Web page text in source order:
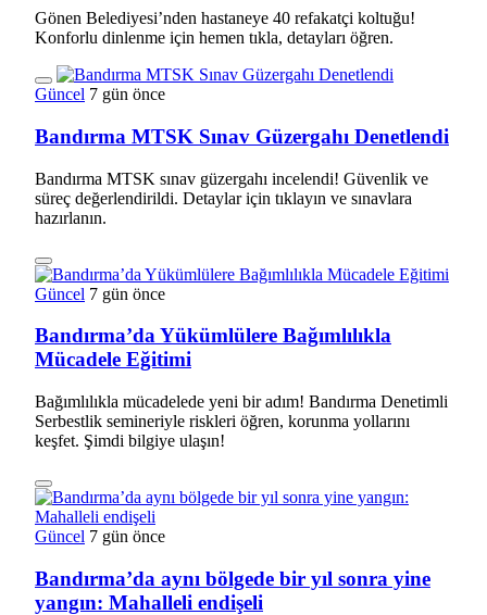
Gönen Belediyesi’nden hastaneye 40 refakatçi koltuğu!
Konforlu dinlenme için hemen tıkla, detayları öğren.
Güncel 7 gün önce
Bandırma MTSK Sınav Güzergahı Denetlendi
Bandırma MTSK sınav güzergahı incelendi! Güvenlik ve
süreç değerlendirildi. Detaylar için tıklayın ve sınavlara
hazırlanın.
Güncel 7 gün önce
Bandırma’da Yükümlülere Bağımlılıkla
Mücadele Eğitimi
Bağımlılıkla mücadelede yeni bir adım! Bandırma Denetimli
Serbestlik semineriyle riskleri öğren, korunma yollarını
keşfet. Şimdi bilgiye ulaşın!
Güncel 7 gün önce
Bandırma’da aynı bölgede bir yıl sonra yine
yangın: Mahalleli endişeli